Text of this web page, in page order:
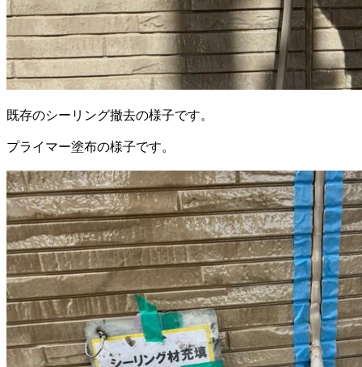
既存のシーリング撤去の様子です。
プライマー塗布の様子です。